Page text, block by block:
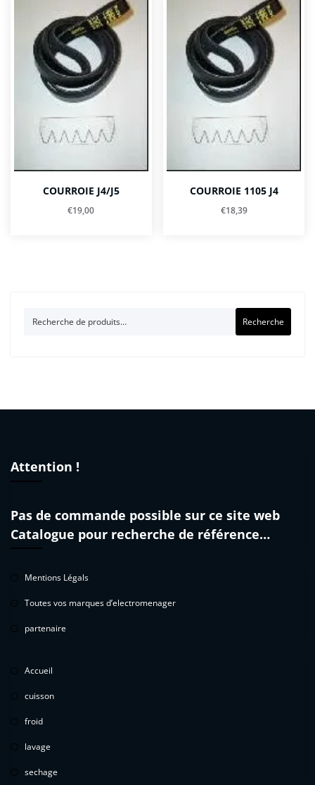
COURROIE J4/J5
€19,00
COURROIE 1105 J4
€18,39
Recherche
Attention !
Pas de commande possible sur ce site web
Catalogue pour recherche de référence…
Mentions Légals
Toutes vos marques d’electromenager
partenaire
Accueil
cuisson
froid
lavage
sechage